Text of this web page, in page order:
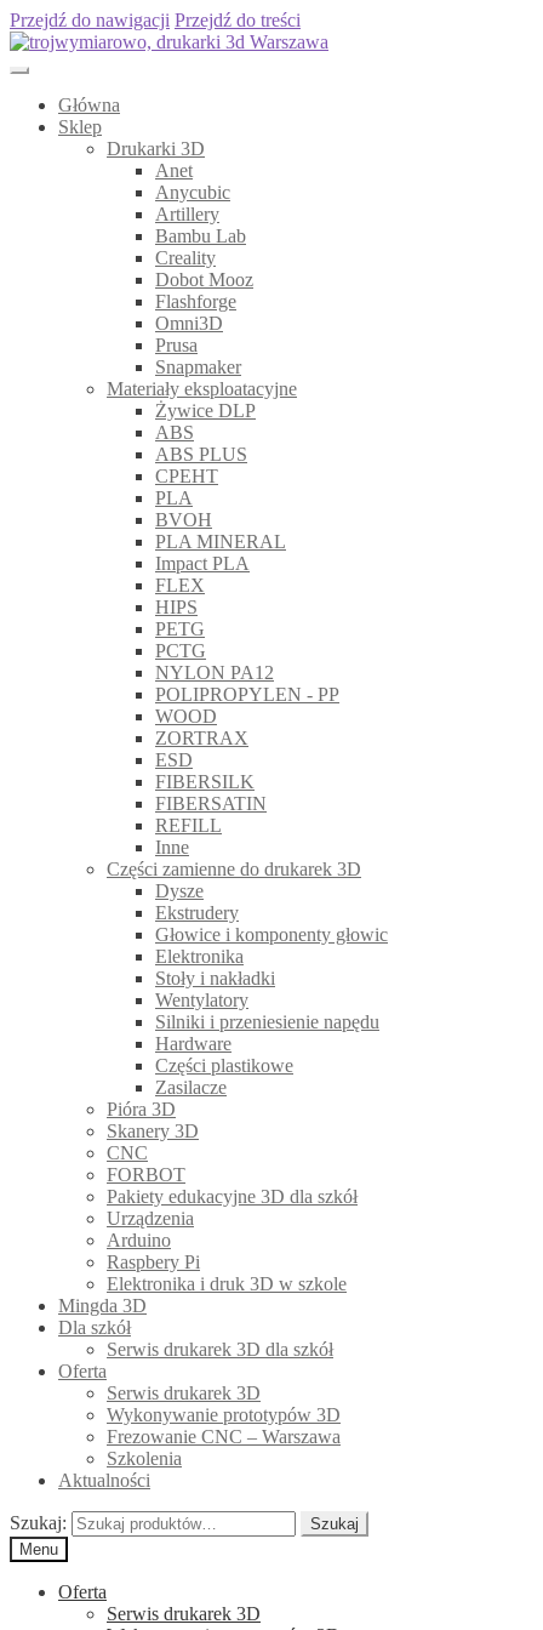
Przejdź do nawigacji Przejdź do treści
Główna
Sklep
Drukarki 3D
Anet
Anycubic
Artillery
Bambu Lab
Creality
Dobot Mooz
Flashforge
Omni3D
Prusa
Snapmaker
Materiały eksploatacyjne
Żywice DLP
ABS
ABS PLUS
CPEHT
PLA
BVOH
PLA MINERAL
Impact PLA
FLEX
HIPS
PETG
PCTG
NYLON PA12
POLIPROPYLEN - PP
WOOD
ZORTRAX
ESD
FIBERSILK
FIBERSATIN
REFILL
Inne
Części zamienne do drukarek 3D
Dysze
Ekstrudery
Głowice i komponenty głowic
Elektronika
Stoły i nakładki
Wentylatory
Silniki i przeniesienie napędu
Hardware
Części plastikowe
Zasilacze
Pióra 3D
Skanery 3D
CNC
FORBOT
Pakiety edukacyjne 3D dla szkół
Urządzenia
Arduino
Raspbery Pi
Elektronika i druk 3D w szkole
Mingda 3D
Dla szkół
Serwis drukarek 3D dla szkół
Oferta
Serwis drukarek 3D
Wykonywanie prototypów 3D
Frezowanie CNC – Warszawa
Szkolenia
Aktualności
Szukaj:
Szukaj
Menu
Oferta
Serwis drukarek 3D